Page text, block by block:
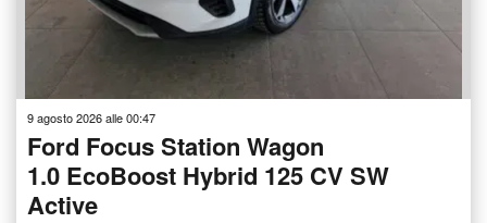
9 agosto 2026 alle 00:47
Ford Focus Station Wagon
1.0 EcoBoost Hybrid 125 CV SW
Active